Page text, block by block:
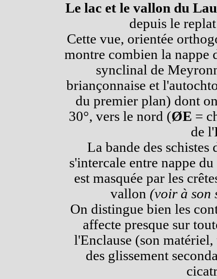
Le lac et le vallon du
depuis le
Cette vue, orientée
montre combien la nappe
synclinal de
briançonnaise et
du premier plan) dont
30°, vers le nord (ØE =
de
La bande des schistes
s'intercale entre nappe
est masquée par les
vallon (voir à son
On distingue bien les
affecte presque sur
l'Enclause (son matériel,
des glissement